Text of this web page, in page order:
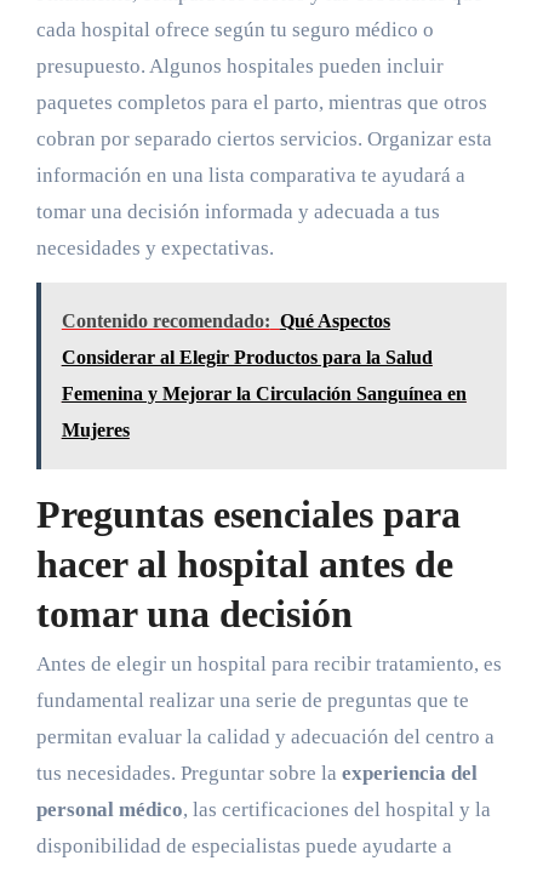
cada hospital ofrece según tu seguro médico o
presupuesto. Algunos hospitales pueden incluir
paquetes completos para el parto, mientras que otros
cobran por separado ciertos servicios. Organizar esta
información en una lista comparativa te ayudará a
tomar una decisión informada y adecuada a tus
necesidades y expectativas.
Contenido recomendado: Qué Aspectos
Considerar al Elegir Productos para la Salud
Femenina y Mejorar la Circulación Sanguínea en
Mujeres
Preguntas esenciales para
hacer al hospital antes de
tomar una decisión
Antes de elegir un hospital para recibir tratamiento, es
fundamental realizar una serie de preguntas que te
permitan evaluar la calidad y adecuación del centro a
tus necesidades. Preguntar sobre la experiencia del
personal médico, las certificaciones del hospital y la
disponibilidad de especialistas puede ayudarte a